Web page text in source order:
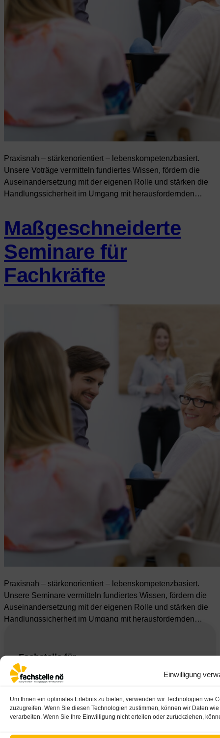
Einwilligung
Um Ihnen ein optimales Erlebnis zu bieten, verwenden wir Technologien wie
zuzugreifen. Wenn Sie diesen Technologien zustimmen, können wir Daten
verarbeiten. Wenn Sie Ihre Einwilligung nicht erteilen oder zurückziehen,
Praxisnah – stärkenorientiert – lebenskompetenzbasiert.
Unsere Voträge vermitteln fundiertes Wissen, fördern die
Auseinandersetzung mit der eigenen Rolle und stärken die
Handlungssicherheit im Umgang mit herausfordernden…
Maßgeschneiderte
Seminare für
Fachkräfte
Praxisnah – stärkenorientiert – lebenskompetenzbasiert.
Unsere Seminare vermitteln fundiertes Wissen, fördern die
Auseinandersetzung mit der eigenen Rolle und stärken die
Handlungssicherheit im Umgang mit herausfordernden…
Fachstelle für
Prävention NÖ
A-3100 St. Pölten
+43/2742/31 440